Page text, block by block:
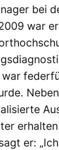
bei
war
war
er: